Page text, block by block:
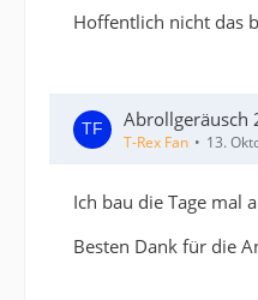
Hoffentlich nicht das
Abrollgeräusch
T-Rex Fan 13.
Ich bau die Tage mal
Besten Dank für die